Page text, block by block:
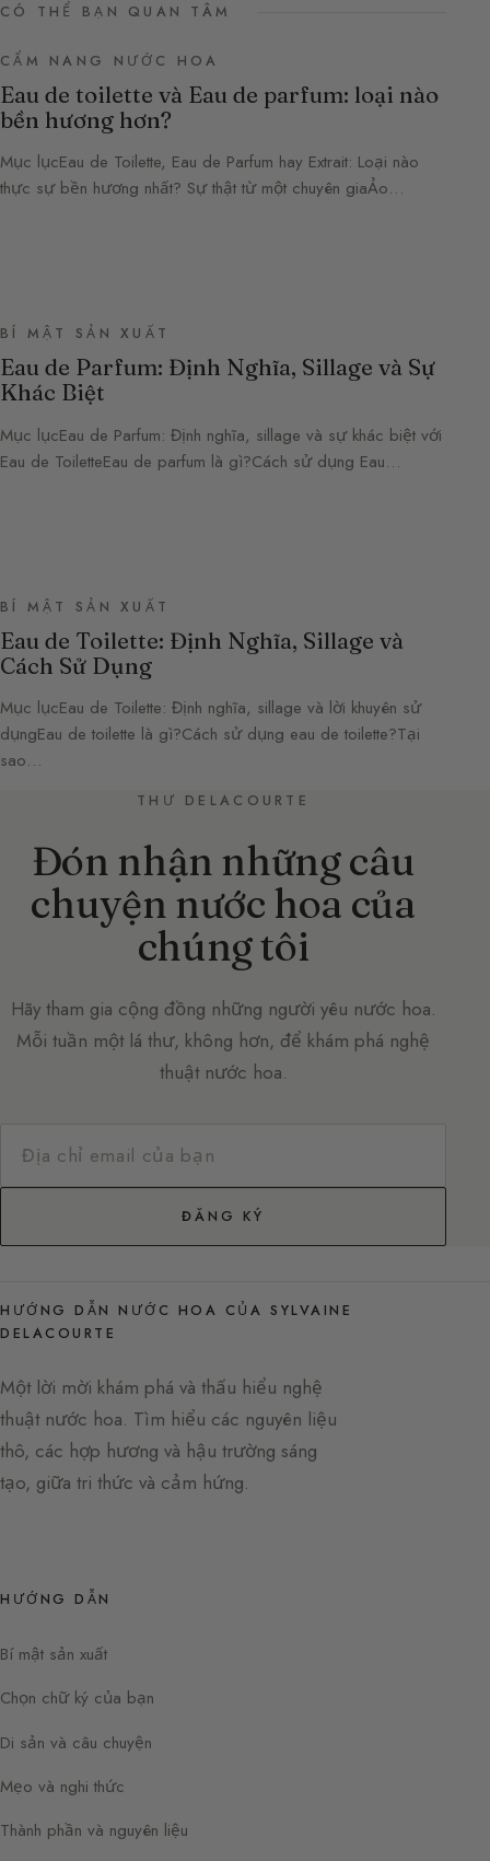
CÓ THỂ BẠN QUAN TÂM
CẨM NANG NƯỚC HOA
Eau de toilette và Eau de parfum: loại nào
bền hương hơn?
Mục lụcEau de Toilette, Eau de Parfum hay Extrait: Loại nào
thực sự bền hương nhất? Sự thật từ một chuyên giaẢo…
BÍ MẬT SẢN XUẤT
Eau de Parfum: Định Nghĩa, Sillage và Sự
Khác Biệt
Mục lụcEau de Parfum: Định nghĩa, sillage và sự khác biệt với
Eau de ToiletteEau de parfum là gì?Cách sử dụng Eau…
BÍ MẬT SẢN XUẤT
Eau de Toilette: Định Nghĩa, Sillage và
Cách Sử Dụng
Mục lụcEau de Toilette: Định nghĩa, sillage và lời khuyên sử
dụngEau de toilette là gì?Cách sử dụng eau de toilette?Tại
sao…
THƯ DELACOURTE
Đón nhận những câu
chuyện nước hoa của
chúng tôi
Hãy tham gia cộng đồng những người yêu nước hoa.
Mỗi tuần một lá thư, không hơn, để khám phá nghệ
thuật nước hoa.
ĐĂNG KÝ
HƯỚNG DẪN NƯỚC HOA CỦA SYLVAINE
DELACOURTE
Một lời mời khám phá và thấu hiểu nghệ
thuật nước hoa. Tìm hiểu các nguyên liệu
thô, các hợp hương và hậu trường sáng
tạo, giữa tri thức và cảm hứng.
HƯỚNG DẪN
Bí mật sản xuất
Chọn chữ ký của bạn
Di sản và câu chuyện
Mẹo và nghi thức
Thành phần và nguyên liệu